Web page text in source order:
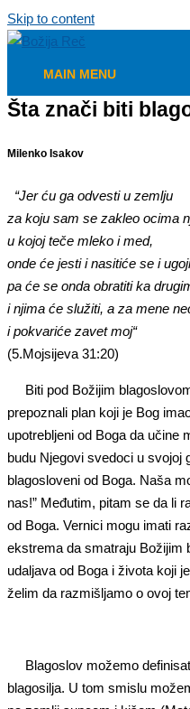
Skip to content
MAIN MENU
Šta znači biti
Milenko Isakov
“Jer ću ga odvesti u zemlju
za koju sam se zakleo ocima
u kojoj teče mleko i med,
onde će jesti i nasitiće se i
pa će se onda obratiti ka
i njima će služiti, a za mene
i pokvariće zavet moj“
(5.Mojsijeva 31:20)
Biti pod Božijim
prepoznali plan koji je Bog
upotrebljeni od Boga da učine
budu Njegovi svedoci u svojoj
blagosloveni od Boga. Naša
nas!” Međutim, pitam se da li
od Boga. Vernici mogu imati
ekstrema da smatraju Božijim
udaljava od Boga i života koji
želim da razmišljamo o ovoj
Blagoslov možemo
blagosilja. U tom smislu